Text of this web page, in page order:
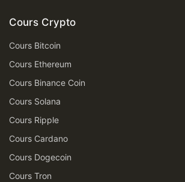
Cours Crypto
Cours Bitcoin
Cours Ethereum
Cours Binance Coin
Cours Solana
Cours Ripple
Cours Cardano
Cours Dogecoin
Cours Tron